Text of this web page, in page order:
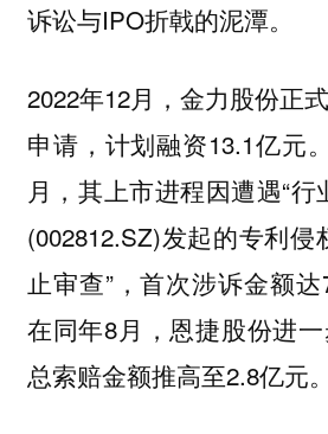
诉讼与IPO折戟的泥潭。
2022年12月，金力股份正
申请，计划融资13.1亿元
月，其上市进程因遭遇“行
(002812.SZ)发起的专利侵
止审查”，首次涉诉金额
在同年8月，恩捷股份进
总索赔金额推高至2.8亿元。